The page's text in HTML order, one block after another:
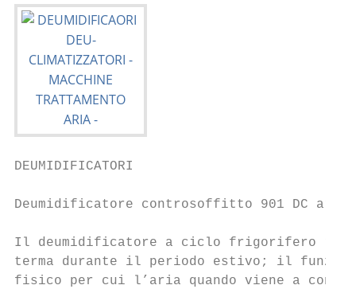
DEUMIDIFICATORI
Deumidificatore controsoffitto 901 DC
Il deumidificatore a ciclo frigorifero
terma durante il periodo estivo; il
fisico per cui l’aria quando viene a